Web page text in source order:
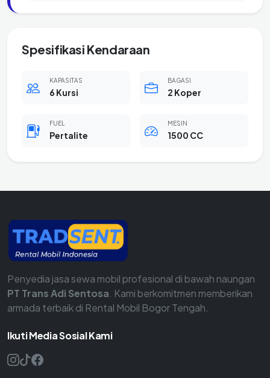
Spesifikasi Kendaraan
KAPASITAS
6 Kursi
BAGASI
2 Koper
FUEL
Pertalite
MESIN
1500 CC
Penyedia jasa sewa mobil profesional di bawah naungan
PT Trans Adi Sentosa . Kami berkomitmen memberikan
armada terbaik di Rental Mobil Bogor Tengah.
Ikuti Media Sosial Kami